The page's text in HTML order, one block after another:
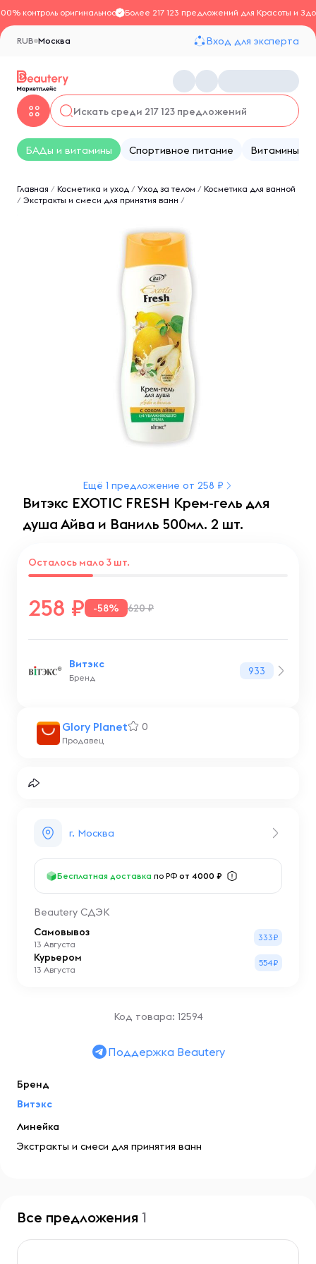
контроль оригинальностиБолее 217 123 предложений для Красоты и
Москва
RUB Вход для эксперта
БАДы и витамины Спортивное питание Витамины
Главная / Косметика и уход / Уход за телом / Косметика для ванной
/ Экстракты и смеси для принятия ванн /
Ещё 1 предложение от 258 ₽
Витэкс EXOTIC FRESH Крем-гель для
душа Айва и Ваниль 500мл. 2 шт.
Glory Planet 0
Продавец
258 -58% 620 ₽
Осталось мало 3 шт.
Витэкс
Бренд
933
г. Москва
Бесплатная доставка по РФ от 4000 ₽
Beautery СДЭК
Самовывоз
13 Августа
333₽
Курьером
13 Августа
554₽
Код товара: 12594
Поддержка Beautery
Бренд
Витэкс
Линейка
Экстракты и смеси для принятия ванн
Все предложения 1